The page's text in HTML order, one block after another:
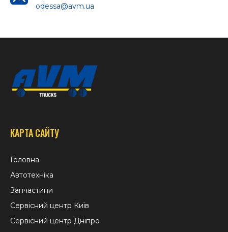
odessa@avm.ua
КАРТА САЙТУ
Головна
Автотехніка
Запчастини
Сервісний центр Київ
Сервісний центр Дніпро